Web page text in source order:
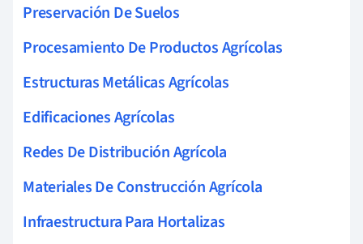
Preservación De Suelos
Procesamiento De Productos Agrícolas
Estructuras Metálicas Agrícolas
Edificaciones Agrícolas
Redes De Distribución Agrícola
Materiales De Construcción Agrícola
Infraestructura Para Hortalizas